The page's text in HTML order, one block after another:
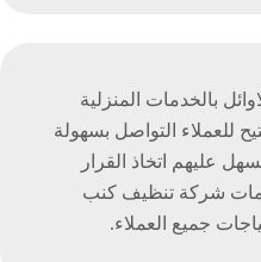
بالخدمات المنزلية
للعملاء التواصل بسهولة
عليهم اتخاذ القرار
شركة تنظيف كنب
جميع العملاء.